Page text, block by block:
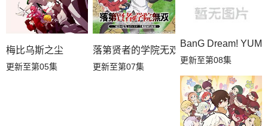
第05集 第04集 第03集
梅比乌斯之尘
更新至第05集
落第贤者的学院无双第二回转生，S等级
更新至第07集
BanG Dream!
更新至第08集